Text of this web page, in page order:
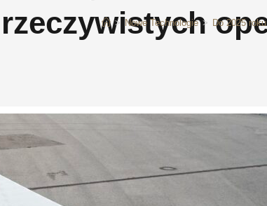
> Nowe Technologie > Do 2025